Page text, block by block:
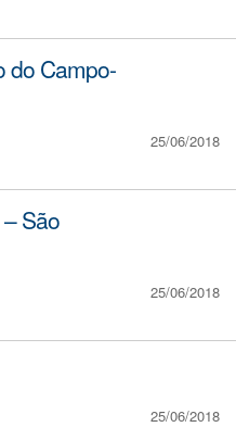
do Campo-
25/06/2018
São
25/06/2018
25/06/2018